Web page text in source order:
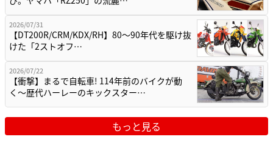
2026/07/31
【DT200R/CRM/KDX/RH】80〜90年代を駆け抜
けた「2ストオフ…
2026/07/22
【衝撃】まるで自転車! 114年前のバイクが動
く〜歴代ハーレーのキックスター…
もっと見る